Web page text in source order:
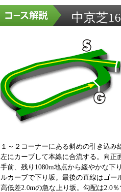
中京芝
１～２コーナーにある斜めの引き込
左にカーブして本線に合流する。向正
手前、残り1080m地点から緩やかな下
ルカーブで下り坂。最後の直線はゴー
高低差2.0mの急な上り坂。勾配は2.0